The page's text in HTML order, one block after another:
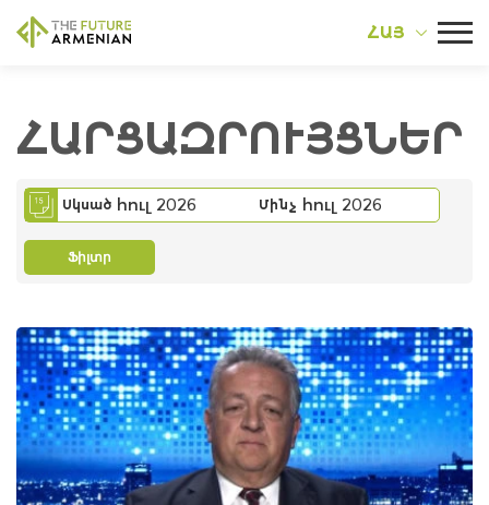
ՀԱՅ
ՀԱՐՑԱԶՐՈՒՅՑՆԵՐ
Սկսած հուլ 2026 Մինչ հուլ 2026
Ֆիլտր